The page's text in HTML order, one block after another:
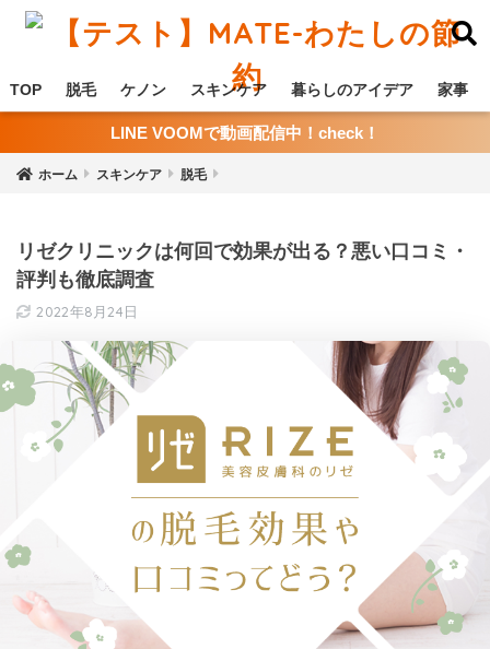
TOP 脱毛 ケノン スキンケア 暮らしのアイデア 家事
LINE VOOMで動画配信中！check！
ホーム スキンケア 脱毛
リゼクリニックは何回で効果が出る？悪い口コミ・
評判も徹底調査
2022年8月24日